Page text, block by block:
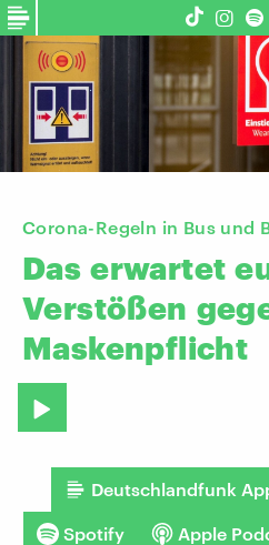
Corona-Regeln in Bus und
Das erwartet
Verstößen
Maskenpflicht
Deutschlandfunk
Spotify Apple